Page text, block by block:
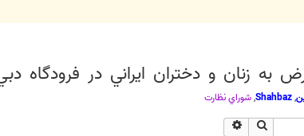
به زنان و دختران ايراني در فرودگاه
,
Shahbaz
,شوراي نظارت
جستجو